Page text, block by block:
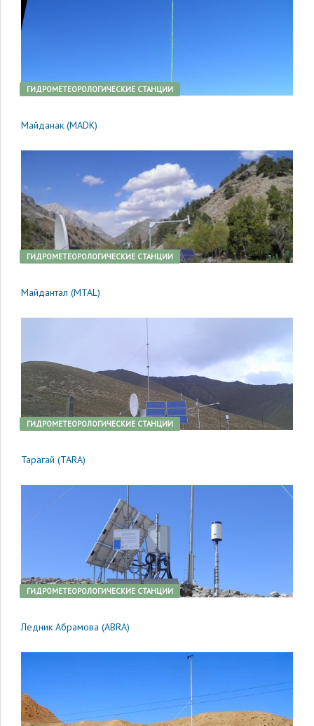
ГИДРОМЕТЕОРОЛОГИЧЕСКИЕ СТАНЦИИ
Майданак (MADK)
ГИДРОМЕТЕОРОЛОГИЧЕСКИЕ СТАНЦИИ
Майдантал (MTAL)
ГИДРОМЕТЕОРОЛОГИЧЕСКИЕ СТАНЦИИ
Тарагай (TARA)
ГИДРОМЕТЕОРОЛОГИЧЕСКИЕ СТАНЦИИ
Ледник Абрамова (ABRA)